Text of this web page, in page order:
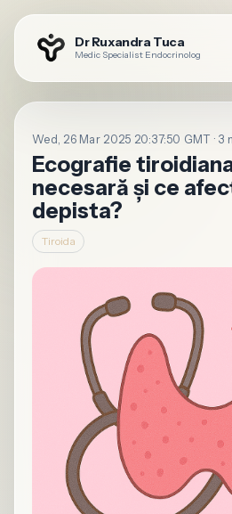
Dr Ruxandra Tuca
Medic Specialist Endocrinolog
Wed, 26 Mar 2025 20:37:50 GMT ·
Ecografie
necesară și ce
depista?
Tiroida